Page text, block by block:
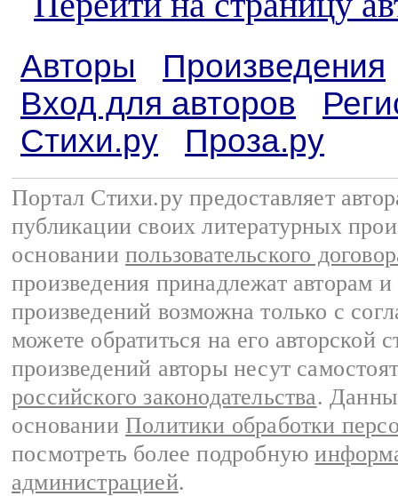
Авторы
Произведения
Вход для авторов
Стихи.ру
Проза.ру
Портал Стихи.ру предоставляет
публикации своих литературных
основании пользовательского
произведения принадлежат авторам
произведений возможна только с
можете обратиться на его авторской
произведений авторы несут
российского законодательства.
основании Политики обработки
посмотреть более подробную
администрацией.